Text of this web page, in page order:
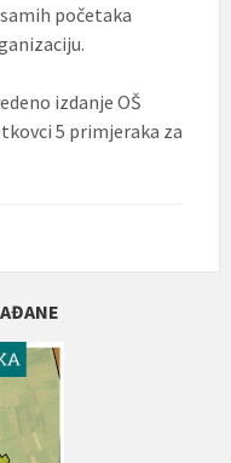
početaka
izdanje OŠ
5 primjeraka za